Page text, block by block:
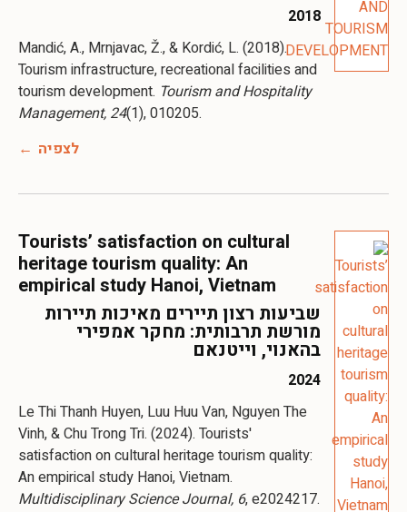
2018
Mandić, A., Mrnjavac, Ž., & Kordić, L. (2018).
Tourism infrastructure, recreational facilities and
tourism development. Tourism and Hospitality
Management, 24(1), 010205.
לצפיה
Tourists’ satisfaction on cultural
heritage tourism quality: An
empirical study Hanoi, Vietnam
שביעות רצון תיירים מאיכות תיירות
מורשת תרבותית: מחקר אמפירי
בהאנוי, וייטנאם
2024
Le Thi Thanh Huyen, Luu Huu Van, Nguyen The
Vinh, & Chu Trong Tri. (2024). Tourists'
satisfaction on cultural heritage tourism quality:
An empirical study Hanoi, Vietnam.
Multidisciplinary Science Journal, 6, e2024217.